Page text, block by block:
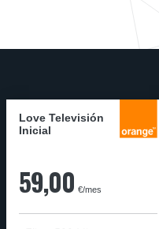
Love Televisión
Inicial
59,00 €/mes